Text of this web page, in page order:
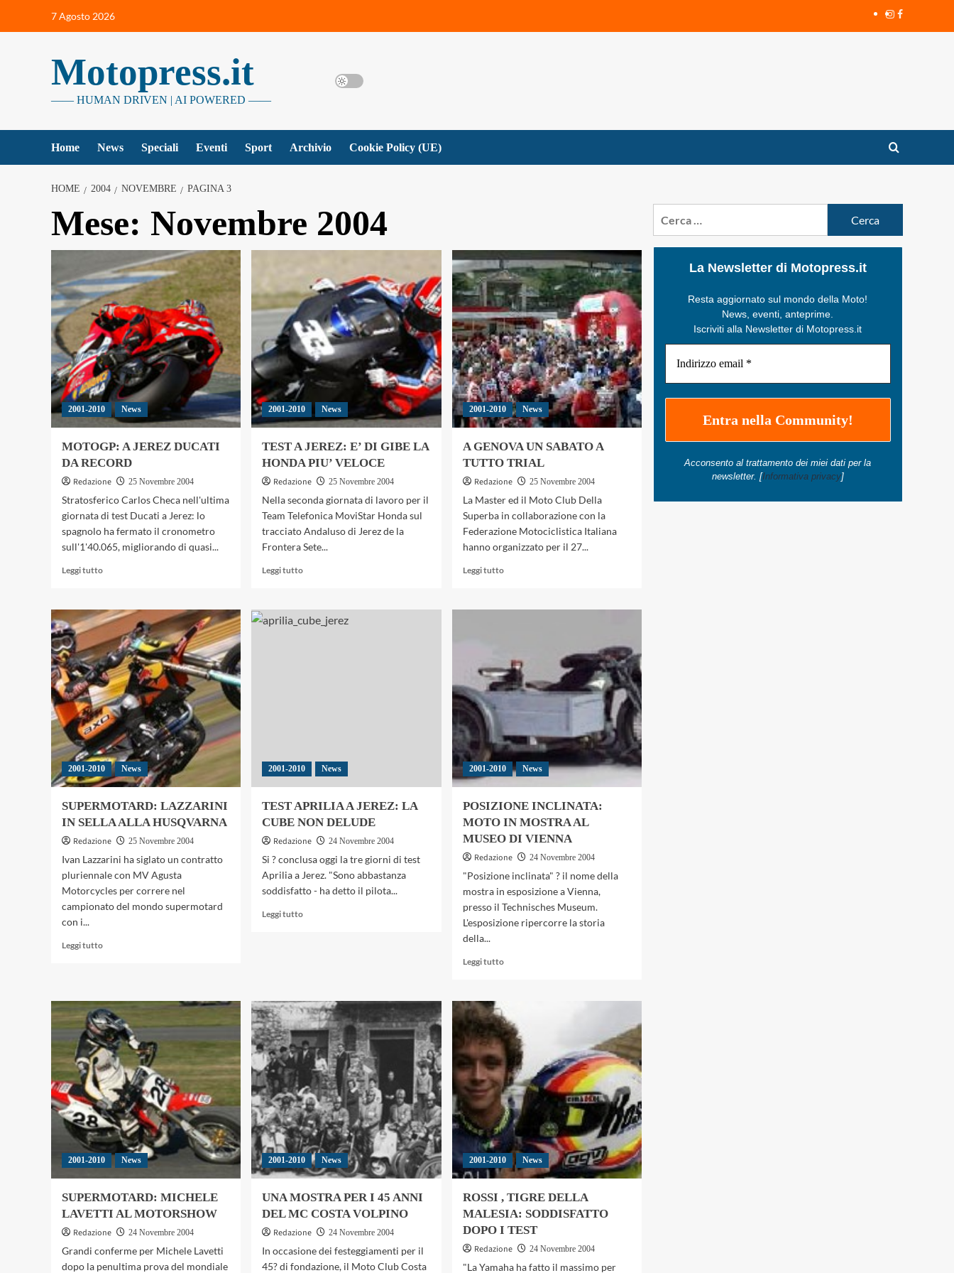
7 Agosto 2026 Instagram
Facebook
Motopress.it
—— HUMAN DRIVEN | AI POWERED ——
Home News Speciali Eventi Sport Archivio Cookie Policy (UE)
HOME 2004 NOVEMBRE PAGINA 3
Mese: Novembre 2004
2001-2010 News
MOTOGP: A JEREZ DUCATI
DA RECORD
Redazione 25 Novembre 2004
Stratosferico Carlos Checa nell'ultima
giornata di test Ducati a Jerez: lo
spagnolo ha fermato il cronometro
sull'1'40.065, migliorando di quasi...
Leggi tuttoLeggi
su
MOTOGP:
JEREZ
DUCATI
DA
RECORD
2001-2010 News
TEST A JEREZ: E’ DI GIBE LA
HONDA PIU’ VELOCE
Redazione 25 Novembre 2004
Nella seconda giornata di lavoro per il
Team Telefonica MoviStar Honda sul
tracciato Andaluso di Jerez de la
Frontera Sete...
Leggi tuttoLeggi
su
TEST
2001-2010 News
A GENOVA UN SABATO A
TUTTO TRIAL
Redazione 25 Novembre 2004
La Master ed il Moto Club Della
Superba in collaborazione con la
Federazione Motociclistica Italiana
hanno organizzato per il 27...
Leggi tuttoLeggi
su
SABATO
A
TUTTO
2001-2010 News
SUPERMOTARD: LAZZARINI
IN SELLA ALLA HUSQVARNA
Redazione 25 Novembre 2004
Ivan Lazzarini ha siglato un contratto
pluriennale con MV Agusta
Motorcycles per correre nel
campionato del mondo supermotard
con i...
Leggi tuttoLeggi
LAZZARINI
IN
SELLA
ALLA
HUSQVARNA
2001-2010 News
TEST APRILIA A JEREZ: LA
CUBE NON DELUDE
Redazione 24 Novembre 2004
Si ? conclusa oggi la tre giorni di test
Aprilia a Jerez. "Sono abbastanza
soddisfatto - ha detto il pilota...
Leggi tuttoLeggi
JEREZ:
LA
CUBE
NON
DELUDE
2001-2010 News
POSIZIONE INCLINATA:
MOTO IN MOSTRA AL
MUSEO DI VIENNA
Redazione 24 Novembre 2004
"Posizione inclinata" ? il nome della
mostra in esposizione a Vienna,
presso il Technisches Museum.
L'esposizione ripercorre la storia
della...
Leggi tuttoLeggi
POSIZIONE
INCLINATA:
MOTO
IN
MOSTRA
AL
MUSEO
DI
VIENNA
2001-2010 News
SUPERMOTARD: MICHELE
LAVETTI AL MOTORSHOW
Redazione 24 Novembre 2004
Grandi conferme per Michele Lavetti
dopo la penultima prova del mondiale
2001-2010 News
UNA MOSTRA PER I 45 ANNI
DEL MC COSTA VOLPINO
Redazione 24 Novembre 2004
In occasione dei festeggiamenti per il
45? di fondazione, il Moto Club Costa
2001-2010 News
ROSSI , TIGRE DELLA
MALESIA: SODDISFATTO
DOPO I TEST
Redazione 24 Novembre 2004
"La Yamaha ha fatto il massimo per
La Newsletter di Motopress.it
Resta aggiornato sul mondo della Moto!
News, eventi, anteprime.
Iscriviti alla Newsletter di Motopress.it
Acconsento al trattamento dei miei dati per la
newsletter. [Informativa privacy]